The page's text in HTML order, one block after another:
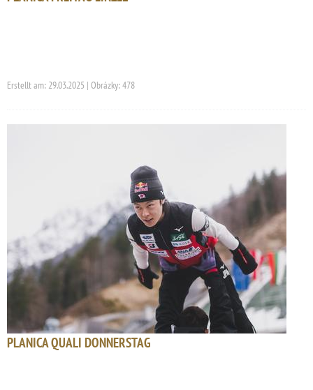
Erstellt am: 29.03.2025 | Obrázky: 478
PLANICA QUALI DONNERSTAG